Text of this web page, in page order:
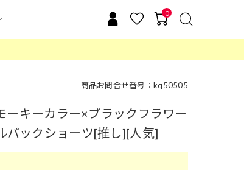
0
商品お問合せ番号：kq50505
キーカラー×ブラックフラワー
バックショーツ[推し][人気]